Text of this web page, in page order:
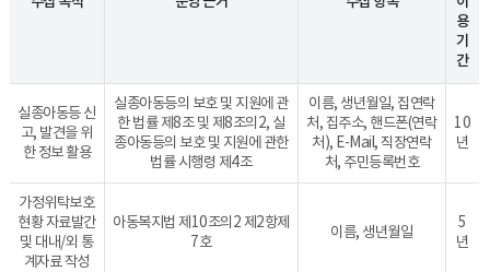
용
기
간
실종아동등 신
고, 발견을 위
한 정보 활용
실종아동등의 보호 및 지원에 관
한 법률 제8조 및 제8조의2, 실
종아동등의 보호 및 지원에 관한
법률 시행령 제4조
이름, 생년월일, 집연락
처, 집주소, 핸드폰(연락
처), E-Mail, 직장연락
처, 주민등록번호
10
년
가정위탁보호
현황 자료발간
및 대내/외 통
계자료 작성
아동복지법 제10조의2 제2항제
7호
이름, 생년월일
5
년